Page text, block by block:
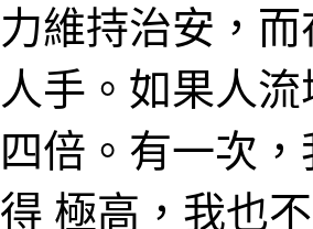
維持治安，
手。如果人
倍。有一次
極高，我也